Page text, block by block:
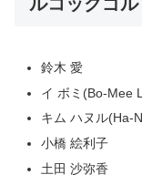
ルコックゴ
鈴木 愛
イ ボミ(Bo-Mee
キム ハヌル(Ha-
小橋 絵利子
土田 沙弥香